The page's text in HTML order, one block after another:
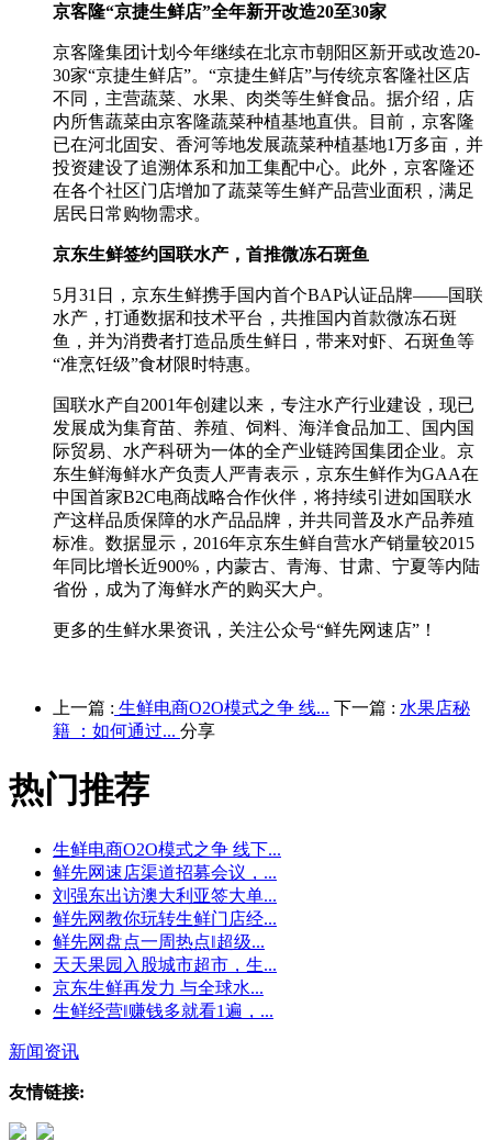
京客隆“京捷生鲜店”全年新开改造20至30家
京客隆集团计划今年继续在北京市朝阳区新开或改造20-
30家“京捷生鲜店”。“京捷生鲜店”与传统京客隆社区店
不同，主营蔬菜、水果、肉类等生鲜食品。据介绍，店
内所售蔬菜由京客隆蔬菜种植基地直供。目前，京客隆
已在河北固安、香河等地发展蔬菜种植基地1万多亩，并
投资建设了追溯体系和加工集配中心。此外，京客隆还
在各个社区门店增加了蔬菜等生鲜产品营业面积，满足
居民日常购物需求。
京东生鲜签约国联水产，首推微冻石斑鱼
5月31日，京东生鲜携手国内首个BAP认证品牌——国联
水产，打通数据和技术平台，共推国内首款微冻石斑
鱼，并为消费者打造品质生鲜日，带来对虾、石斑鱼等
“准烹饪级”食材限时特惠。
国联水产自2001年创建以来，专注水产行业建设，现已
发展成为集育苗、养殖、饲料、海洋食品加工、国内国
际贸易、水产科研为一体的全产业链跨国集团企业。京
东生鲜海鲜水产负责人严青表示，京东生鲜作为GAA在
中国首家B2C电商战略合作伙伴，将持续引进如国联水
产这样品质保障的水产品品牌，并共同普及水产品养殖
标准。数据显示，2016年京东生鲜自营水产销量较2015
年同比增长近900%，内蒙古、青海、甘肃、宁夏等内陆
省份，成为了海鲜水产的购买大户。
更多的生鲜水果资讯，关注公众号“鲜先网速店”！
上一篇 : 生鲜电商O2O模式之争 线... 下一篇 : 水果店秘
籍 ：如何通过... 分享
热门推荐
生鲜电商O2O模式之争 线下...
鲜先网速店渠道招募会议，...
刘强东出访澳大利亚签大单...
鲜先网教你玩转生鲜门店经...
鲜先网盘点一周热点‖超级...
天天果园入股城市超市，生...
京东生鲜再发力 与全球水...
生鲜经营‖赚钱多就看1遍，...
新闻资讯
友情链接: